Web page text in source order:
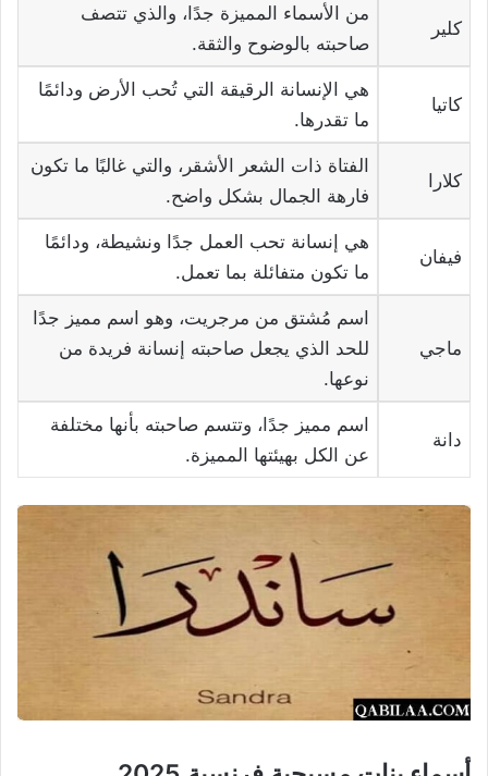
كلير
من الأسماء المميزة جدًا، والذي تتصف
صاحبته بالوضوح والثقة.
كاتيا
هي الإنسانة الرقيقة التي تُحب الأرض ودائمًا
ما تقدرها.
كلارا
الفتاة ذات الشعر الأشقر، والتي غالبًا ما تكون
فارهة الجمال بشكل واضح.
فيفان
هي إنسانة تحب العمل جدًا ونشيطة، ودائمًا
ما تكون متفائلة بما تعمل.
ماجي
اسم مُشتق من مرجريت، وهو اسم مميز جدًا
للحد الذي يجعل صاحبته إنسانة فريدة من
نوعها.
دانة
اسم مميز جدًا، وتتسم صاحبته بأنها مختلفة
عن الكل بهيئتها المميزة.